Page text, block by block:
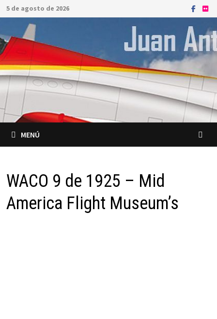
Saltar
al
contenido
5 de agosto de 2026
MENÚ
WACO 9 de 1925 – Mid
America Flight Museum’s